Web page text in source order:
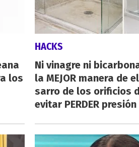
los
HACKS
Ni vinagre ni
la MEJOR manera de
sarro de los orificios
evitar PERDER presión